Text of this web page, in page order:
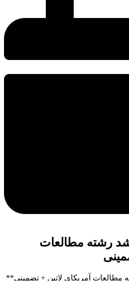
رشته مطالعات
مطالعات آمریکای لاتین + تضمینی**